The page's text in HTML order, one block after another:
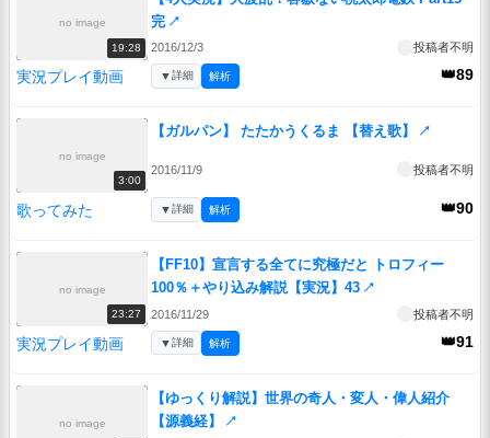
no image
19:28
完 ↗
2016/12/3 投稿者不明
実況プレイ動画 👑89
▼詳細 解析
no image
3:00
【ガルパン】 たたかうくるま 【替え歌】 ↗
2016/11/9 投稿者不明
歌ってみた 👑90
▼詳細 解析
no image
23:27
【FF10】宣言する全てに究極だと トロフィー
100％＋やり込み解説【実況】43 ↗
2016/11/29 投稿者不明
実況プレイ動画 👑91
▼詳細 解析
no image
【ゆっくり解説】世界の奇人・変人・偉人紹介
【源義経】
↗